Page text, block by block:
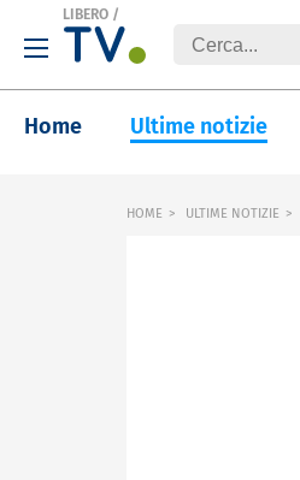
LIBERO /
Home Ultime notizie
HOME ULTIME NOTIZIE